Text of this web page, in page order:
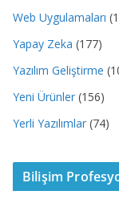
Web Uygulamaları
Yapay Zeka (177)
Yazılım Geliştirme
Yeni Ürünler (156)
Yerli Yazılımlar (74)
Bilişim